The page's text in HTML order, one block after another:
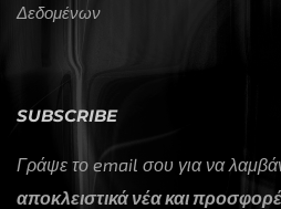
Δεδομένων
SUBSCRIBE
Γράψε το email σου για να
αποκλειστικά νέα και